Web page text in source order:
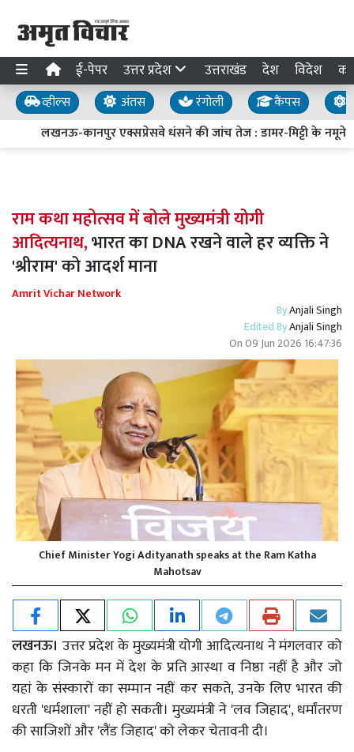
ई-पेपर उत्तर प्रदेश उत्तराखंड देश विदेश
व्हील्स अंतस रंगोली कैंपस
लखनऊ-कानपुर एक्सप्रेसवे धंसने की जांच तेज : डामर-मिट्टी के नमूने
राम कथा महोत्सव में बोले मुख्यमंत्री योगी
आदित्यनाथ,भारत का DNA रखने वाले हर व्यक्ति ने
'श्रीराम' को आदर्श माना
Amrit Vichar Network
ByAnjali Singh
Edited ByAnjali Singh
On09 Jun 2026 16:47:36
Chief Minister Yogi Adityanath speaks at the Ram Katha
Mahotsav
लखनऊ। उत्तर प्रदेश के मुख्यमंत्री योगी आदित्यनाथ ने मंगलवार को
कहा कि जिनके मन में देश के प्रति आस्था व निष्ठा नहीं है और जो
यहां के संस्कारों का सम्मान नहीं कर सकते, उनके लिए भारत की
धरती 'धर्मशाला' नहीं हो सकती। मुख्यमंत्री ने 'लव जिहाद', धर्मांतरण
की साजिशों और 'लैंड जिहाद' को लेकर चेतावनी दी।